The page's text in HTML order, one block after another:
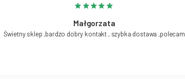
Małgorzata
Świetny sklep ,bardzo dobry kontakt , szybka dostawa ,polecam